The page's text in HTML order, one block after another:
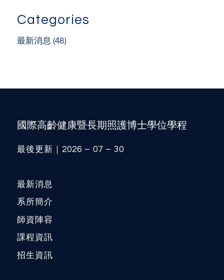
Categories
最新消息 (48)
國際高齡健康暨長期照護博士學位學程
最後更新｜2026 – 07 – 30
最新消息
系所簡介
師資陣容
課程資訊
招生資訊